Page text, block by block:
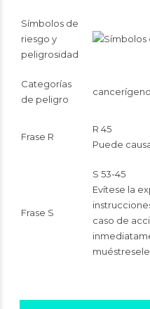
Símbolos de
riesgo y
peligrosidad
Categorías
de peligro
cancerígeno
Frase R
R 45
Puede
Frase S
S 53-45
Evítese la
caso de